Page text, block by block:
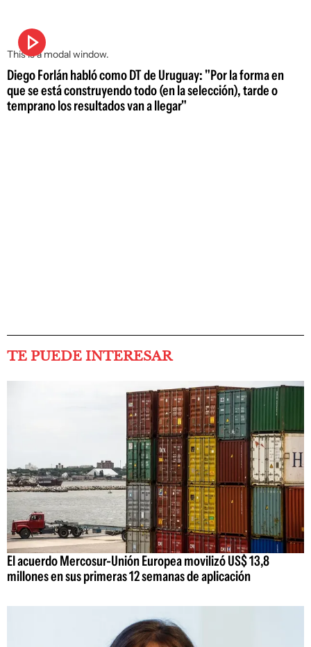
This is a modal window.
Diego Forlán habló como DT de Uruguay: "Por la forma en
que se está construyendo todo (en la selección), tarde o
temprano los resultados van a llegar"
TE PUEDE INTERESAR
El acuerdo Mercosur-Unión Europea movilizó US$ 13,8
millones en sus primeras 12 semanas de aplicación